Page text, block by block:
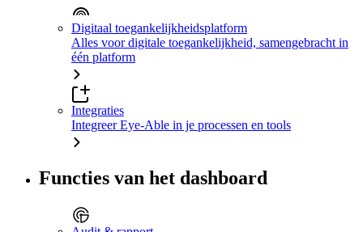
Digitaal toegankelijkheidsplatform
Alles voor digitale toegankelijkheid, samengebracht in
één platform
Integraties
Integreer Eye-Able in je processen en tools
Functies van het dashboard